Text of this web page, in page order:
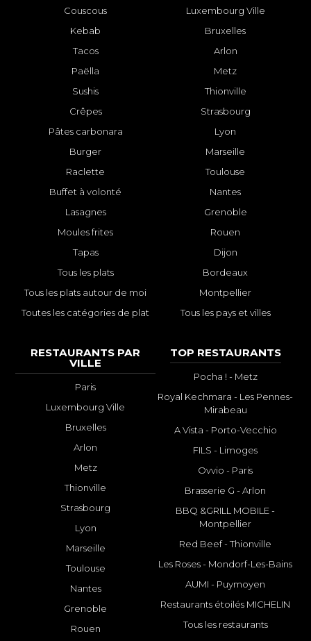
Couscous
Kebab
Tacos
Paëlla
Sushis
Crêpes
Pâtes carbonara
Burger
Raclette
Buffet à volonté
Lasagnes
Moules frites
Tapas
Tous les plats
Tous les plats autour de moi
Toutes les catégories de plat
Luxembourg Ville
Bruxelles
Arlon
Metz
Thionville
Strasbourg
Lyon
Marseille
Toulouse
Nantes
Grenoble
Rouen
Dijon
Bordeaux
Montpellier
Tous les pays et villes
RESTAURANTS PAR
VILLE
Paris
Luxembourg Ville
Bruxelles
Arlon
Metz
Thionville
Strasbourg
Lyon
Marseille
Toulouse
Nantes
Grenoble
Rouen
TOP RESTAURANTS
Pocha ! - Metz
Royal Kechmara - Les Pennes-
Mirabeau
A Vista - Porto-Vecchio
FILS - Limoges
Ovvio - Paris
Brasserie G - Arlon
BBQ &GRILL MOBILE -
Montpellier
Red Beef - Thionville
Les Roses - Mondorf-Les-Bains
AUMI - Puymoyen
Restaurants étoilés MICHELIN
Tous les restaurants